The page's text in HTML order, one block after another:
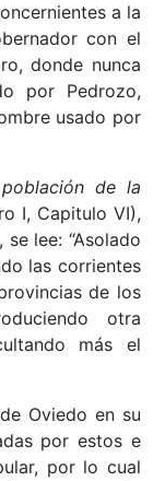
a la
con el
donde nunca
por Pedrozo,
usado por
de la
I, Capitulo VI),
lee: “Asolado
las corrientes
de los
otra
más el
Oviedo en su
por estos e
por lo cual